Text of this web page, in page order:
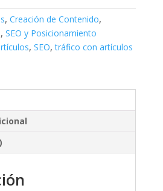
, Creación de Contenido,
, SEO y Posicionamiento
, SEO,tráfico con artículos